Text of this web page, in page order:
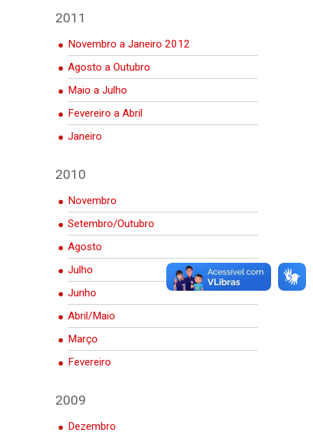
2011
Novembro a Janeiro 2012
Agosto a Outubro
Maio a Julho
Fevereiro a Abril
Janeiro
2010
Novembro
Setembro/Outubro
Agosto
Julho
Junho
Abril/Maio
Março
Fevereiro
2009
Dezembro